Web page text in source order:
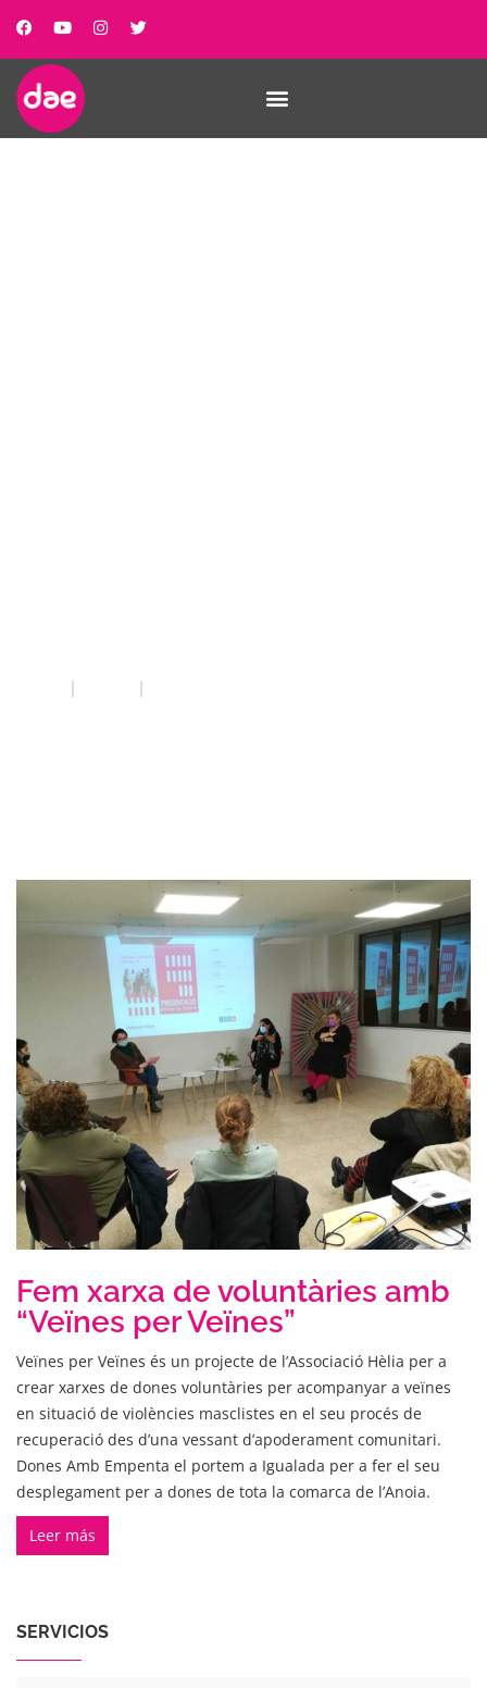
SERVICIOS
Fem xarxa de voluntàries amb
“Veïnes per Veïnes”
Veïnes per Veïnes és un projecte de l’Associació Hèlia per a
crear xarxes de dones voluntàries per acompanyar a veïnes
en situació de violències masclistes en el seu procés de
recuperació des d’una vessant d’apoderament comunitari.
Dones Amb Empenta el portem a Igualada per a fer el seu
desplegament per a dones de tota la comarca de l’Anoia.
Leer más